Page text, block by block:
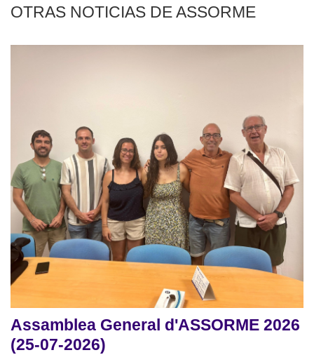
OTRAS NOTICIAS DE ASSORME
Assamblea General d'ASSORME 2026
(25-07-2026)